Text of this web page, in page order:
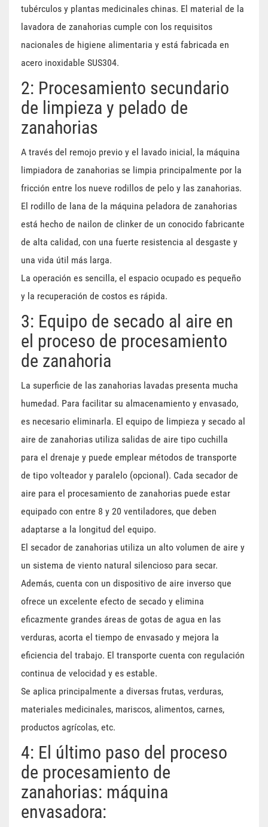
tubérculos y plantas medicinales chinas. El material de la
lavadora de zanahorias cumple con los requisitos
nacionales de higiene alimentaria y está fabricada en
acero inoxidable SUS304.
2: Procesamiento secundario
de limpieza y pelado de
zanahorias
A través del remojo previo y el lavado inicial, la máquina
limpiadora de zanahorias se limpia principalmente por la
fricción entre los nueve rodillos de pelo y las zanahorias.
El rodillo de lana de la máquina peladora de zanahorias
está hecho de nailon de clinker de un conocido fabricante
de alta calidad, con una fuerte resistencia al desgaste y
una vida útil más larga.
La operación es sencilla, el espacio ocupado es pequeño
y la recuperación de costos es rápida.
3: Equipo de secado al aire en
el proceso de procesamiento
de zanahoria
La superficie de las zanahorias lavadas presenta mucha
humedad. Para facilitar su almacenamiento y envasado,
es necesario eliminarla. El equipo de limpieza y secado al
aire de zanahorias utiliza salidas de aire tipo cuchilla
para el drenaje y puede emplear métodos de transporte
de tipo volteador y paralelo (opcional). Cada secador de
aire para el procesamiento de zanahorias puede estar
equipado con entre 8 y 20 ventiladores, que deben
adaptarse a la longitud del equipo.
El secador de zanahorias utiliza un alto volumen de aire y
un sistema de viento natural silencioso para secar.
Además, cuenta con un dispositivo de aire inverso que
ofrece un excelente efecto de secado y elimina
eficazmente grandes áreas de gotas de agua en las
verduras, acorta el tiempo de envasado y mejora la
eficiencia del trabajo. El transporte cuenta con regulación
continua de velocidad y es estable.
Se aplica principalmente a diversas frutas, verduras,
materiales medicinales, mariscos, alimentos, carnes,
productos agrícolas, etc.
4: El último paso del proceso
de procesamiento de
zanahorias: máquina
envasadora: